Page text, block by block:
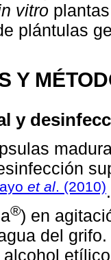
vitro
plántulas
Y
y
et al. (2010)
®) en
del